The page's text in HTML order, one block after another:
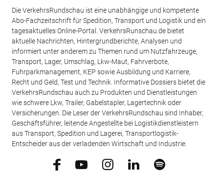
Die VerkehrsRundschau ist eine unabhängige und kompetente
Abo-Fachzeitschrift für Spedition, Transport und Logistik und ein
tagesaktuelles Online-Portal. VerkehrsRunschau.de bietet
aktuelle Nachrichten, Hintergrundberichte, Analysen und
informiert unter anderem zu Themen rund um Nutzfahrzeuge,
Transport, Lager, Umschlag, Lkw-Maut, Fahrverbote,
Fuhrparkmanagement, KEP sowie Ausbildung und Karriere,
Recht und Geld, Test und Technik. Informative Dossiers bietet die
VerkehrsRundschau auch zu Produkten und Dienstleistungen
wie schwere Lkw, Trailer, Gabelstapler, Lagertechnik oder
Versicherungen. Die Leser der VerkehrsRundschau sind Inhaber,
Geschäftsführer, leitende Angestellte bei Logistikdienstleistern
aus Transport, Spedition und Lagerei, Transportlogistik-
Entscheider aus der verladenden Wirtschaft und Industrie.